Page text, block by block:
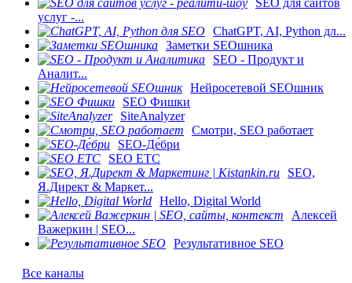
SEO для сайтов
услуг -...
ChatGPT, AI, Python дл...
Заметки SEOшника
SEO - Продукт и
Аналит...
Нейросетевой SEOшник
SEO Фишки
SiteAnalyzer
Смотри, SEO работает
SEO-Де́бри
SEO ETC
SEO,
Я.Директ & Маркет...
Hello, Digital World
Алексей
Важеркин | SEO...
Результативное SEO
Все каналы